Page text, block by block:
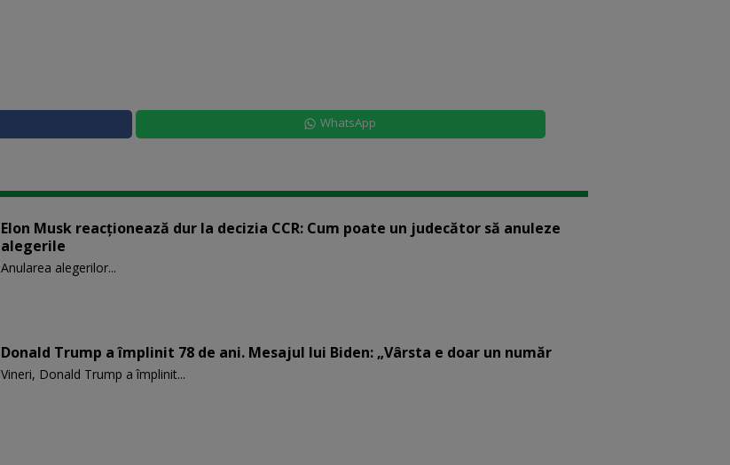
WhatsApp
Elon Musk reacționează dur la decizia CCR: Cum poate un judecător să anuleze
alegerile
Anularea alegerilor...
Donald Trump a împlinit 78 de ani. Mesajul lui Biden: „Vârsta e doar un număr
Vineri, Donald Trump a împlinit...